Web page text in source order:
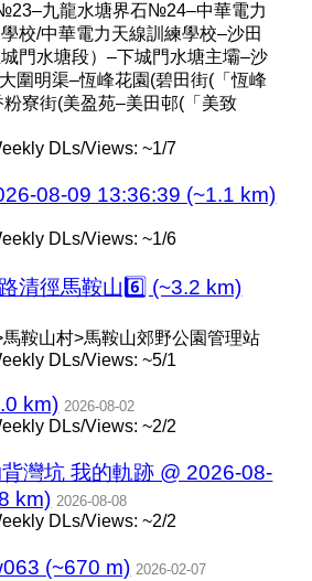
九龍水塘界石№24–中華電力
校/中華電力天線訓練學校–沙田
門水塘段）–下城門水塘主壩–沙
圍明渠–恆峰花園(碧田街(「恆峰
寮街(美盈苑–美田邨(「美致
DLs/Views: ~1/7
08-09 13:36:39 (~1.1 km)
DLs/Views: ~1/6
清徑馬鞍山6️⃣ (~3.2 km)
鞍山村>馬鞍山郊野公園管理站
DLs/Views: ~5/1
km) 2026-08-02
DLs/Views: ~2/2
灣坑 我的軌跡 @ 2026-08-
km) 2026-08-08
DLs/Views: ~2/2
(~670 m) 2026-02-07